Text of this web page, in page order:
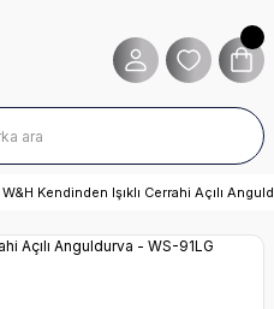
W&H Kendinden Işıklı Cerrahi Açılı